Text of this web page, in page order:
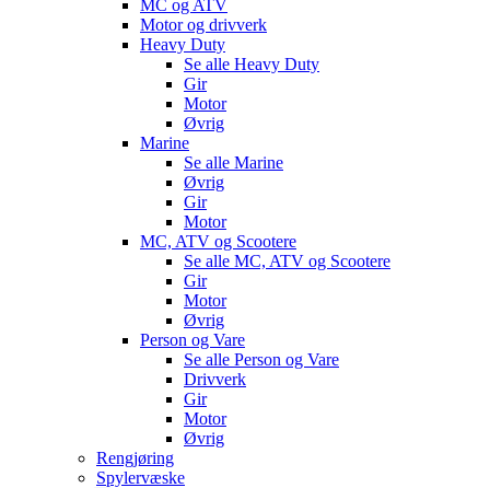
MC og ATV
Motor og drivverk
Heavy Duty
Se alle Heavy Duty
Gir
Motor
Øvrig
Marine
Se alle Marine
Øvrig
Gir
Motor
MC, ATV og Scootere
Se alle MC, ATV og Scootere
Gir
Motor
Øvrig
Person og Vare
Se alle Person og Vare
Drivverk
Gir
Motor
Øvrig
Rengjøring
Spylervæske